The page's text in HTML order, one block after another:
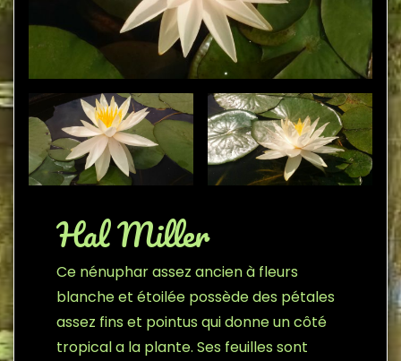
Hal Miller
Ce nénuphar assez ancien à fleurs
blanche et étoilée possède des pétales
assez fins et pointus qui donne un côté
tropical a la plante. Ses feuilles sont